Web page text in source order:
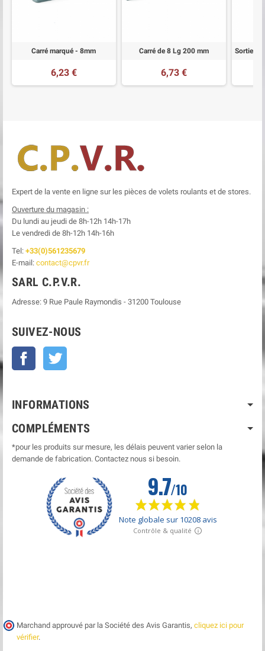
Carré marqué - 8mm
6,23 €
Carré de 8 Lg 200 mm
6,73 €
Expert de la vente en ligne sur les pièces de volets roulants et de stores.
Ouverture du magasin :
Du lundi au jeudi de 8h-12h 14h-17h
Le vendredi de 8h-12h 14h-16h
Tel: +33(0)561235679
E-mail: contact@cpvr.fr
SARL C.P.V.R.
Adresse: 9 Rue Paule Raymondis - 31200 Toulouse
SUIVEZ-NOUS
Facebook
INFORMATIONS
COMPLÉMENTS
*pour les produits sur mesure, les délais peuvent varier selon la
demande de fabrication. Contactez nous si besoin.
Marchand approuvé par la Société des Avis Garantis, cliquez ici pour
vérifier.